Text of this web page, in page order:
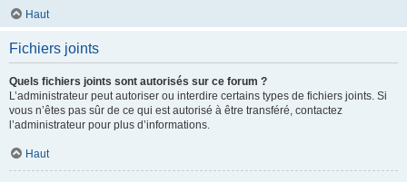
Haut
Fichiers joints
Quels fichiers joints sont autorisés sur ce forum ?
L’administrateur peut autoriser ou interdire certains types de fichiers joints. Si
vous n’êtes pas sûr de ce qui est autorisé à être transféré, contactez
l’administrateur pour plus d’informations.
Haut